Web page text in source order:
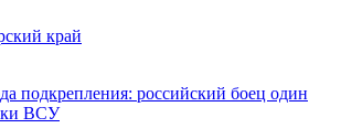
край
подкрепления: российский боец один
ВСУ